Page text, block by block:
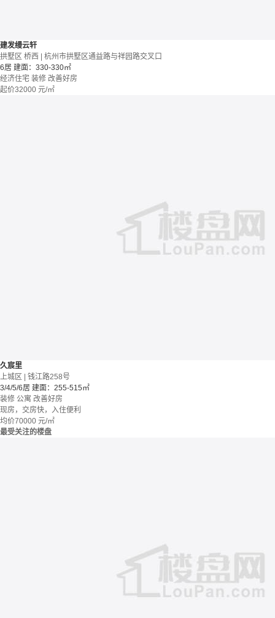
建发缦云轩
拱墅区 桥西 | 杭州市拱墅区通益路与祥园路交叉口
6居 建面：330-330㎡
经济住宅 装修 改善好房
起价32000 元/㎡
久宸里
上城区 | 钱江路258号
3/4/5/6居 建面：255-515㎡
装修 公寓 改善好房
现房，交房快，入住便利
均价70000 元/㎡
最受关注的楼盘